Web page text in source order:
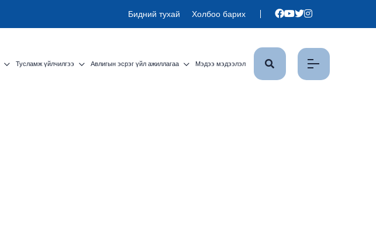
Бидний тухай
Холбоо барих
Тусламж үйлчилгээ Авлигын эсрэг үйл ажиллагаа Мэдээ мэдээлэл